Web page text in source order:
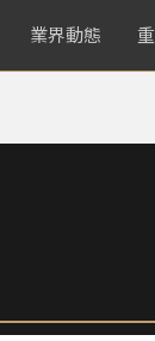
業界動態